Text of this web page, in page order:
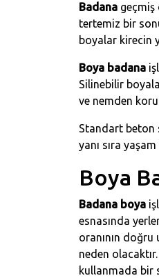
Badana geçmiş
tertemiz bir
boyalar kirecin
Boya badana
Silinebilir
ve nemden
Standart beton
yanı sıra
Boya
Badana boya
esnasında
oranının
neden
kullanmada bir